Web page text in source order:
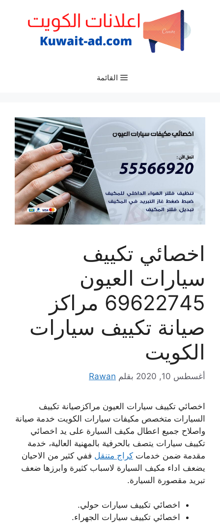
القائمة
اخصائي تكييف
سيارات العيون
69622745 مراكز
صيانة تكييف سيارات
الكويت
أغسطس 10, 2020 بقلم Rawan
اخصائي تكييف سيارات العيون مراكزصيانة تكييف
السيارات متخصص مكيفات سيارات الكويت خدمة صيانة
واصلاح جميع اعطال مكيف السيارة على يد اخصائي
تكييف سيارات يتصف بالحرفية بالمهنية العالية، خدمة
مقدمة ضمن خدمات كراج متنقل ففي كثير من الاحيان
يضعف اداء مكيف السيارة لاسباب كثيرة وابرزها ضعف
تبريد مقصورة السيارة.
اخصائي تكييف سيارات حولي.
اخصائي تكييف سيارات الجهراء.